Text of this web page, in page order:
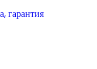
гарантия